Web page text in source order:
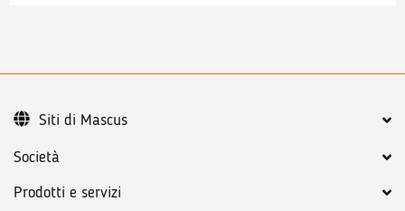
Società
Prodotti e servizi
Siti di Mascus